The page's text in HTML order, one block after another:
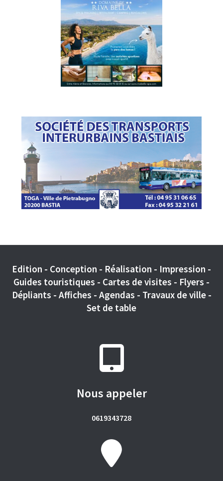
Edition - Conception - Réalisation - Impression -
Guides touristiques - Cartes de visites - Flyers -
Dépliants - Affiches - Agendas - Travaux de ville -
Set de table
Nous appeler
0619343728